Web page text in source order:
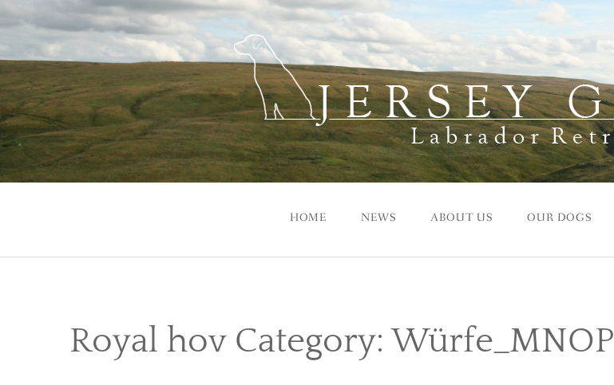
Skip
to
content
HOME NEWS ABOUT US OUR DOGS
Royal hov Category:Würfe_MNOP